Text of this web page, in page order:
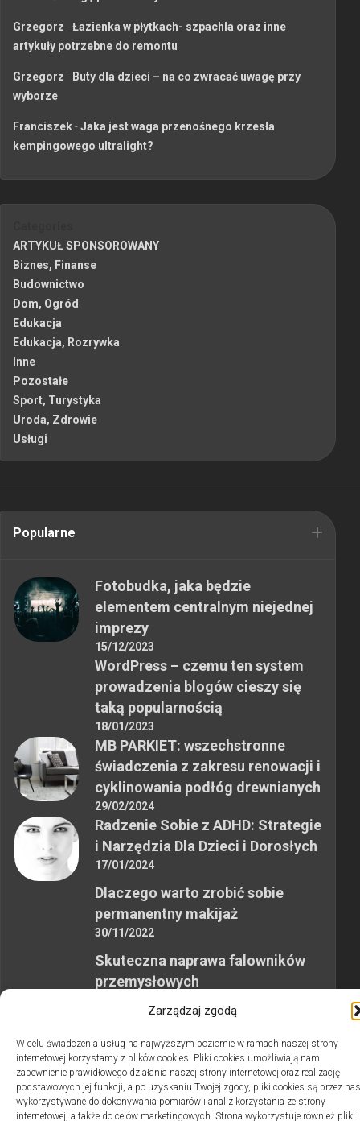
Zarządzaj zgodą
W celu świadczenia usług na najwyższym poziomie w ramach naszej strony
internetowej korzystamy z plików cookies. Pliki cookies umożliwiają nam
zapewnienie prawidłowego działania naszej strony internetowej oraz realizację
podstawowych jej funkcji, a po uzyskaniu Twojej zgody, pliki cookies są przez nas
wykorzystywane do dokonywania pomiarów i analiz korzystania ze strony
internetowej, a także do celów marketingowych. Strona wykorzystuje również pliki
Grzegorz -Łazienka w płytkach- szpachla oraz inne
artykuły potrzebne do remontu
Grzegorz - Buty dla dzieci – na co zwracać uwagę przy
wyborze
Franciszek-Jaka jest waga przenośnego krzesła
kempingowego ultralight?
ARTYKUŁ SPONSOROWANY
Biznes, Finanse
Budownictwo
Dom, Ogród
Edukacja
Edukacja, Rozrywka
Inne
Pozostałe
Sport, Turystyka
Uroda, Zdrowie
Usługi
Popularne
Fotobudka, jaka będzie
elementem centralnym niejednej
imprezy
15/12/2023
WordPress – czemu ten system
prowadzenia blogów cieszy się
taką popularnością
18/01/2023
MB PARKIET: wszechstronne
świadczenia z zakresu renowacji i
cyklinowania podłóg drewnianych
29/02/2024
Radzenie Sobie z ADHD: Strategie
i Narzędzia Dla Dzieci i Dorosłych
17/01/2024
Dlaczego warto zrobić sobie
permanentny makijaż
30/11/2022
Skuteczna naprawa falowników
przemysłowych
2swiaty.pl © 2026. Wszelkie prawa zastrzeżone.